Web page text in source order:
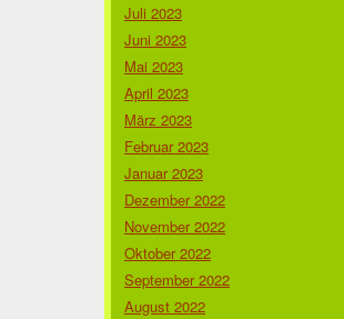
Juli 2023
Juni 2023
Mai 2023
April 2023
März 2023
Februar 2023
Januar 2023
Dezember 2022
November 2022
Oktober 2022
September 2022
August 2022